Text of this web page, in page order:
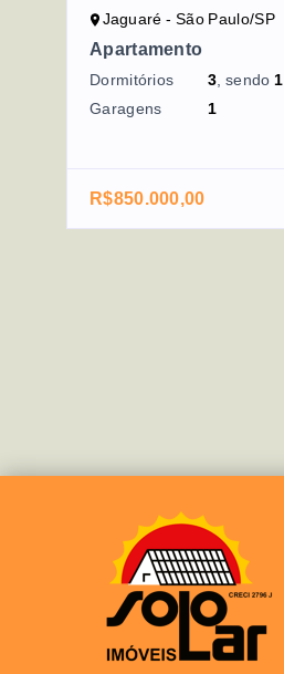
Jaguaré - São Paulo/SP
Apartamento
Dormitórios 3, sendo1
Garagens
1
R$850.000,00